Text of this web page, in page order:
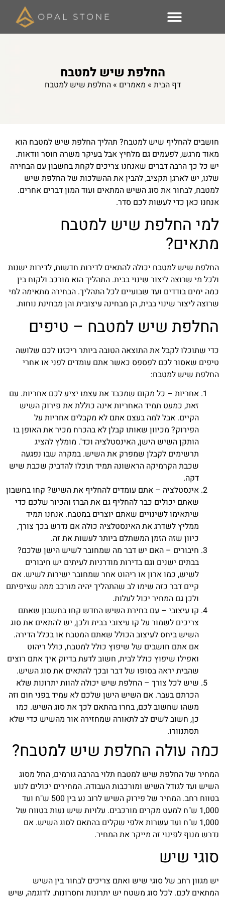
החלפת שיש למטבח
דף הבית » מאמרים »החלפת שיש למטבח
חושבים להחליף שיש למטבח? תהליך החלפת שיש למטבח הוא
מאוד מרגש, לפעמים גם מלחיץ אבל בעיקר משרה חוסר וודאות.
יש כל כך הרבה דברים שאנחנו צריכים לקחת בחשבון עם הבחירה
שלנו, יש לארגן תקציב, להבין את ההשלכות של החלפת שיש
למטבח, לבחור את סוג השיש המתאים ועוד המון דברים אחרים.
אנחנו כאן כדי לעשות לכם סדר.
למי החלפת שיש למטבח
מתאים?
החלפת שיש למטבח יכולה להתאים לדירות חדשות, לדירות ישנות
ולכל מי שרוצה ליצור שינוי בבית. התהליך הוא מורכב ולקוח בין
כמה ימים בודדים ועד שבועיים לכל התהליך. הבחירה מתאימה למי
שרוצה ליצור שינוי בבית, הן מבחינה עיצובית והן מבחינת נוחות.
החלפת שיש למטבח – טיפים
כדי שתוכלו לקבל את התוצאה הטובה ביותר ריכזנו לכם שלושה
טיפים שאסור לכם לפספס כאשר אתם עומדים לפני או אחרי
החלפת שיש למטבח:
אחריות – כל מקום שמכבד את עצמו יציע לכם אחריות. עם
זאת, כמעט תמיד האחריות אינה כוללת את פירוק השיש
הקיים. אבל למה בעצם אתם לא מקבלים אחריות על
הפירוק? מכיוון שאותו קבלן לא בהכרח מכיר את האופן בו
הותקן השיש הישן, האינסטלציה וכד'. מומלץ להציג
תרשימים לקבלן שמפרק את השיש. במקרה שבו נפגעה
שכבת הקרמיקה הראשונה תמיד תוכלו להדביק שכבת שיש
דקה.
אינסטלציה – אתם עומדים להחליף את השיש? קחו בחשבון
שאתם יכולים כבר להחליף גם את הברז והכיור שלכם כדי
שיתאימו לשינויים שאתם יוצרים במטבח. אנחנו תמיד
ממליץ לשדרג את האינסטלציה כולה אם נדרש בכך צורך,
כיוון שזה הזמן המשתלם ביותר לעשות את זה.
חיבורים – האם יש דבר מה שמחובר לשיש הישן שלכם?
בבתים ישנים וגם בדירות מודרניות לעיתים יש חיבורים
לשיש, כמו ארון או ריהוט אחר שמחובר ישירות לשיש. אם
קיים דבר כזה שימו לב שהתהליך יהיה מורכב ממה שציפיתם
ולכן גם המחיר יכול לעלות.
קו עיצובי – עם בחירת השיש החדש קחו בחשבון שאתם
צריכים לשמור על קו עיצובי בבית ולכן, יש להתאים את סוג
השיש ביחס לעיצוב הכולל שאתם המטבח או בכלל הדירה.
אם אתם חושבים של שיפוץ כולל למטבח, כולל ריהוט
ואפילו שיפוץ כולל לבית, חשוב לדעת בדיוק איך אתם רוצים
שהבית יראה בסופו של דבר ובכך להתאים את סוג השיש.
שיש לכל צורך – החלפת שיש יכולה להוות יתרונות שלא
הכרתם בעבר. אם השיש הישן שלכם לא עמיד בפני חום וזה
משהו שחשוב לכם, בחרו בהתאם לכך את סוג השיש. כמו
כן, חשוב לשים לב לתאורה שמחזירה אור מהשיש כדי שלא
תסתנוורו.
כמה עולה החלפת שיש למטבח?
המחיר של החלפת שיש למטבח תלוי בהרבה גורמים, החל מסוג
השיש ועד לגודל השיש ומורכבות העבודה. המחירים יכולים לנוע
בטווח רחב. המחיר של פירוק השיש לרוב נע בין 500 ש"ח ועד
1,000 ש"ח למעט מקרים מורכבים. עלויות שיש נעות בטווח של
1,000 ש"ח ועד עשרות אלפי שקלים בהתאם לסוג השיש. אם
נדרש מנוף לפינוי זה מייקר את המחיר.
סוגי שיש
יש מגוון רחב של סוגי שיש ואתם צריכים לבחור בין השיש
המתאים לכם. לכל סוג משטח יש יתרונות וחסרונות. לדוגמה, שיש